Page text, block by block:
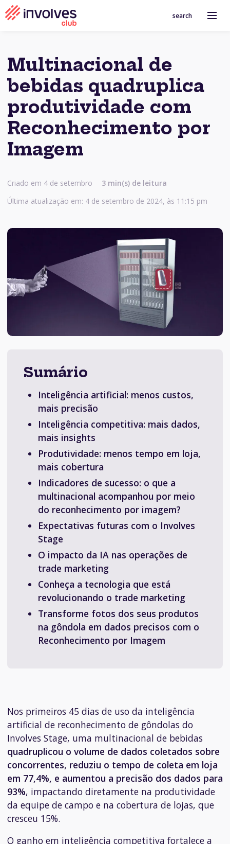
search
Multinacional de
bebidas quadruplica
produtividade com
Reconhecimento por
Imagem
Criado em 4 de setembro
3 min(s) de leitura
Última atualização em: 4 de setembro de 2024, às 11:15 pm
Sumário
Inteligência artificial: menos custos,
mais precisão
Inteligência competitiva: mais dados,
mais insights
Produtividade: menos tempo em loja,
mais cobertura
Indicadores de sucesso: o que a
multinacional acompanhou por meio
do reconhecimento por imagem?
Expectativas futuras com o Involves
Stage
O impacto da IA nas operações de
trade marketing
Conheça a tecnologia que está
revolucionando o trade marketing
Transforme fotos dos seus produtos
na gôndola em dados precisos com o
Reconhecimento por Imagem
Nos primeiros 45 dias de uso da inteligência
artificial de reconhecimento de gôndolas do
Involves Stage, uma multinacional de bebidas
quadruplicou o volume de dados coletados sobre
concorrentes, reduziu o tempo de coleta em loja
em 77,4%, e aumentou a precisão dos dados para
93%, impactando diretamente na produtividade
da equipe de campo e na cobertura de lojas, que
cresceu 15%.
O ganho em inteligência competitiva fortalece a